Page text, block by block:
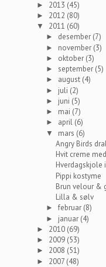
► 2013 (45)
► 2012 (80)
▼ 2011 (60)
► desember (7)
► november (3)
► oktober (3)
►september (5)
► august (4)
► juli (2)
► juni (5)
► mai (7)
► april (6)
▼ mars (6)
Angry Birds
Hvit creme
Hverdagskjole
Pippi kostyme
Brun velour &
Lilla & sølv
►februar (8)
► januar (4)
► 2010 (69)
► 2009 (53)
► 2008 (51)
► 2007 (48)